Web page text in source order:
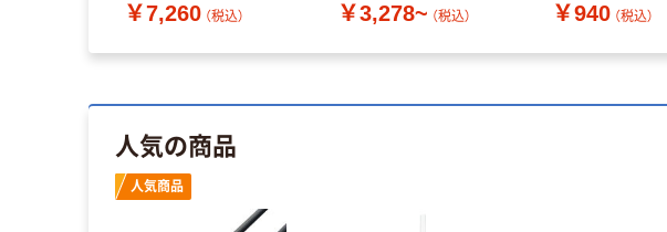
3TCLS8BK 1個
￥7,260 （税込） ￥3,278~ （税込）
PD18W 3R-
￥940 （税込）
人気の商品
人気商品